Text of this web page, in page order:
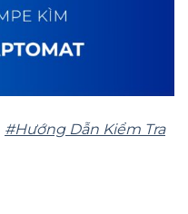
#Hướng Dẫn Kiểm Tra